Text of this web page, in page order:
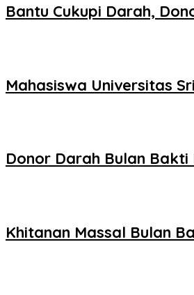
Bantu Cukupi Darah,
Mahasiswa Universitas
Donor Darah Bulan
Khitanan Massal Bulan